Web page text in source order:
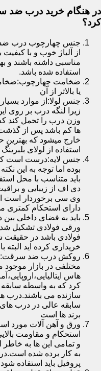
در هنگام خرید درب ضد
کرد؟
جنس چهارچوب درب ضد
از آلیاژ خوب و با
استفاده شده باشد.
یا بالاتر از آن
جنس لولا:از موارد
زیرا لنگه درب بر روی
وزن درب را تحمل کند که
ها کم باشد پس از
استفاده از لولای
جنس لایه:درست است
بوده اما توجه به این
باید متناسب با محل
دی اف از زیبایی و
وی سی برخوردار است
دارای استحکام کمتری
باید به فضای داخلی
ورقی فولادی تشکیل
فولادی باشد در حقیقت
خریداری کرده اید
روکش درب ضد
مختلفی در بازار
هاس
کرد که به واسطه سابقه
سازنده می باشند.درب
سابقه عالی در درب
برند ها است
ورق و آهن آلات مورد
استحکام و مقاومت
و تمامی این ها به
به کار برده شده
پروفیل باید استفاده شود